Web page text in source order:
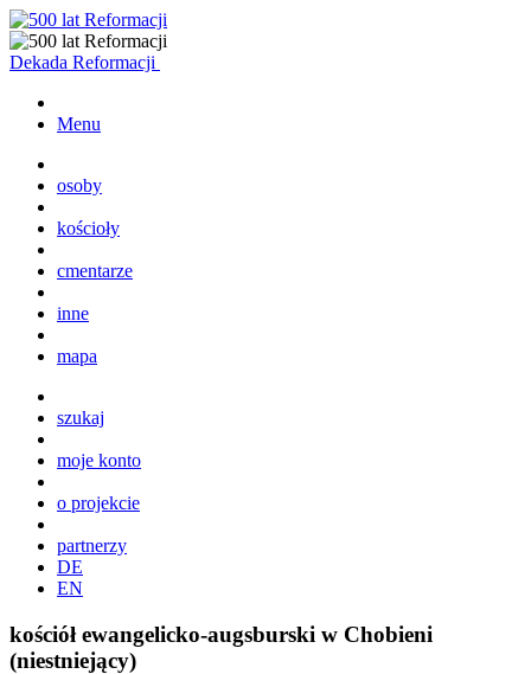
Dekada Reformacji
Menu
osoby
kościoły
cmentarze
inne
mapa
szukaj
moje konto
o projekcie
partnerzy
DE
EN
kościół ewangelicko-augsburski w Chobieni
(niestniejący)